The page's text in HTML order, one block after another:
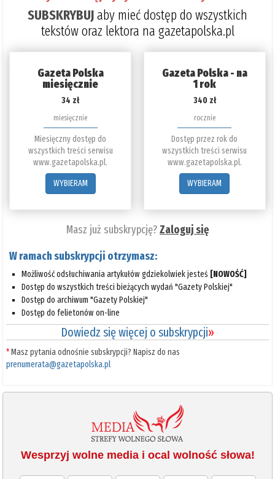
SUBSKRYBUJaby mieć dostęp do wszystkich
tekstów oraz lektora na gazetapolska.pl
Gazeta Polska
miesięcznie
34 zł
miesięcznie
Miesięczny dostęp do
wszystkich treści serwisu
www.gazetapolska.pl.
WYBIERAM
Gazeta Polska - na
1 rok
340 zł
rocznie
Dostęp przez rok do
wszystkich treści serwisu
www.gazetapolska.pl.
WYBIERAM
Masz już subskrypcję?Zaloguj się
W ramach subskrypcji otrzymasz:
Możliwość odsłuchiwania artykułów gdziekolwiek jesteś [NOWOŚĆ]
Dostęp do wszystkich treści bieżących wydań "Gazety Polskiej"
Dostęp do archiwum "Gazety Polskiej"
Dostęp do felietonów on-line
Dowiedz się więcej o subskrypcji»
*Masz pytania odnośnie subskrypcji? Napisz do nas
prenumerata@gazetapolska.pl
Wesprzyj wolne media i ocal wolność słowa!